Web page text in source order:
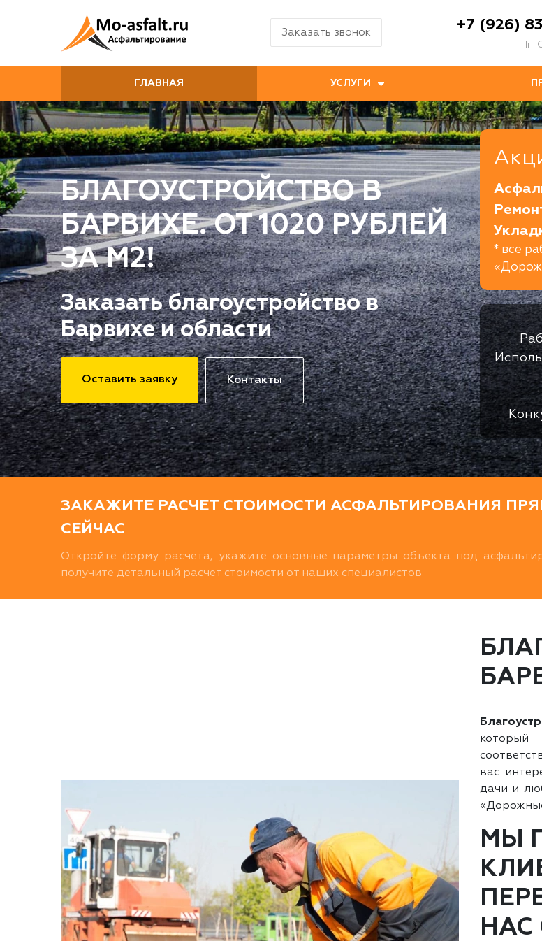
Заказать звонок +7 (926)
Пн-
ГЛАВНАЯ УСЛУГИ
БЛАГОУСТРОЙСТВО В
БАРВИХЕ. ОТ 1020 РУБЛЕЙ
ЗА М2!
Заказать благоустройство в
Барвихе и области
Оставить заявку Контакты
* все
ЗАКАЖИТЕ РАСЧЕТ СТОИМОСТИ АСФАЛЬТИРОВАНИЯ
СЕЙЧАС
Откройте форму расчета, укажите основные параметры объекта под
получите детальный расчет стоимости от наших специалистов
вас
дачи и
МЫ
НАС